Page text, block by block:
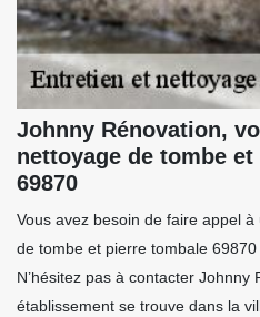
Johnny Rénovation,
nettoyage de tombe
69870
Vous avez besoin de faire appel
de tombe et pierre tombale
N’hésitez pas à contacter Johnny
établissement se trouve dans la